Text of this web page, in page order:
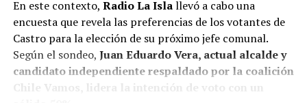
En este contexto, Radio La Islallevó a cabo una
encuesta que revela las preferencias de los votantes de
Castro para la elección de su próximo jefe comunal.
Según el sondeo, Juan Eduardo Vera, actual alcalde y
candidato independiente respaldado por la coalición
Chile Vamos, lidera la intención de voto con un